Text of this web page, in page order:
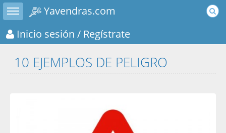
Toggle sidebar
Yavendras.com
Inicio sesión / Regístrate
10 EJEMPLOS DE PELIGRO